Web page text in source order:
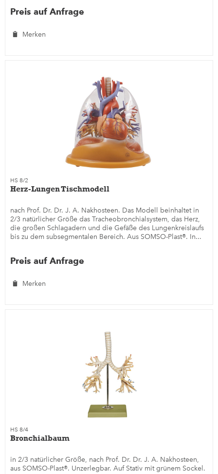
Preis auf Anfrage
Merken
HS 8/2
Herz-Lungen Tischmodell
nach Prof. Dr. Dr. J. A. Nakhosteen. Das Modell beinhaltet in
2/3 natürlicher Größe das Tracheobronchialsystem, das Herz,
die großen Schlagadern und die Gefäße des Lungenkreislaufs
bis zu dem subsegmentalen Bereich. Aus SOMSO-Plast®. In...
Preis auf Anfrage
Merken
HS 8/4
Bronchialbaum
in 2/3 natürlicher Größe, nach Prof. Dr. Dr. J. A. Nakhosteen,
aus SOMSO-Plast®. Unzerlegbar. Auf Stativ mit grünem Sockel.